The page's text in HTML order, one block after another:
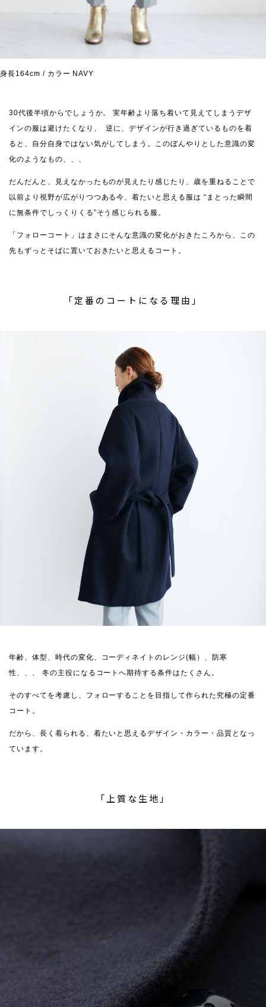
身長164cm / カラー NAVY
30代後半頃からでしょうか。
実年齢より落ち着いて見えてしまうデザ
インの服は避けたくなり、 逆に、デザインが行き過ぎているものを着
ると、自分自身ではない気がしてしまう。 このぼんやりとした意識の変
化のようなもの、、、
だんだんと、見えなかったものが見えたり感じたり、歳を重ねることで
以前より視野が広がりつつある今、着たいと思える服は “まとった瞬間
に無条件でしっくりくる”そう感じられる服。
「フォローコート」はまさにそんな意識の変化がおきたころから、この
先もずっとそばに置いておきたいと思えるコート。
「定番のコートになる理由」
年齢、体型、時代の変化、コーディネイトのレンジ(幅）、防寒
性、、、
冬の主役になるコートへ期待する条件はたくさん。
そのすべてを考慮し、フォローすることを目指して作られた究極の定番
コート。
だから、長く着られる、着たいと思えるデザイン・カラー・品質となっ
ています。
「上質な生地」